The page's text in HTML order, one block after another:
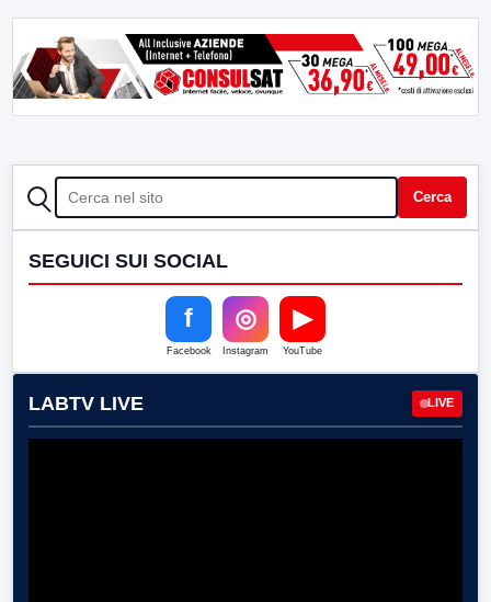
CERCA Cerca
SEGUICI SUI SOCIAL
f
Facebook
◎
Instagram
▶
YouTube
LABTV LIVE LIVE